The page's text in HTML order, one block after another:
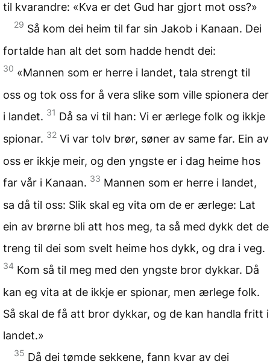
til kvarandre: «Kva er det Gud har gjort mot oss?»
29 Så kom dei heim til far sin Jakob i Kanaan. Dei
fortalde han alt det som hadde hendt dei:
30 «Mannen som er herre i landet, tala strengt til
oss og tok oss for å vera slike som ville spionera der
i landet. 31 Då sa vi til han: Vi er ærlege folk og ikkje
spionar. 32 Vi var tolv brør, søner av same far. Ein av
oss er ikkje meir, og den yngste er i dag heime hos
far vår i Kanaan. 33 Mannen som er herre i landet,
sa då til oss: Slik skal eg vita om de er ærlege: Lat
ein av brørne bli att hos meg, ta så med dykk det de
treng til dei som svelt heime hos dykk, og dra i veg.
34 Kom så til meg med den yngste bror dykkar. Då
kan eg vita at de ikkje er spionar, men ærlege folk.
Så skal de få att bror dykkar, og de kan handla fritt i
landet.»
35 Då dei tømde sekkene, fann kvar av dei